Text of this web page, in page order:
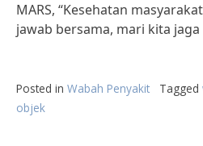
MARS, “Kesehatan
jawab bersama, mari kita jaga
Posted in Wabah Penyakit Tagged
objek